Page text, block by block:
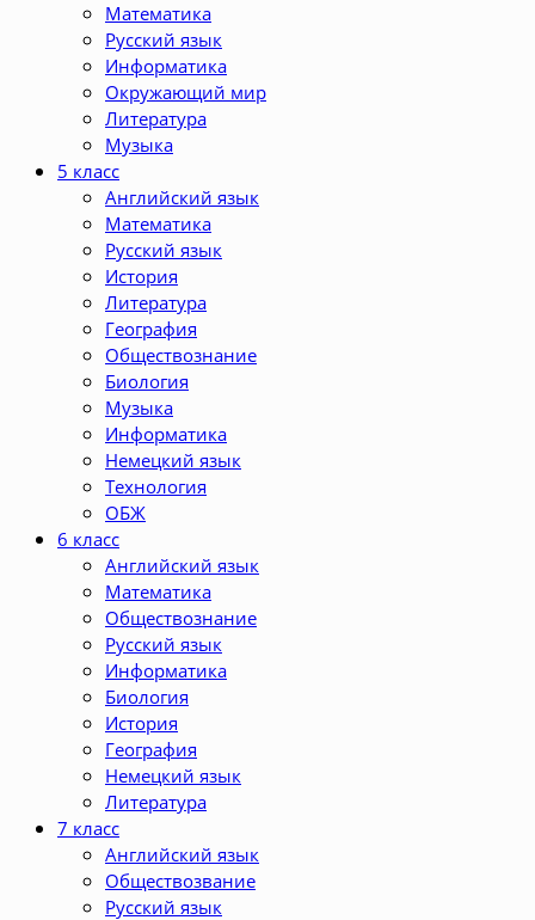
Математика
Русский язык
Информатика
Окружающий мир
Литература
Музыка
5 класс
Английский язык
Математика
Русский язык
История
Литература
География
Обществознание
Биология
Музыка
Информатика
Немецкий язык
Технология
ОБЖ
6 класс
Английский язык
Математика
Обществознание
Русский язык
Информатика
Биология
История
География
Немецкий язык
Литература
7 класс
Английский язык
Обществозвание
Русский язык